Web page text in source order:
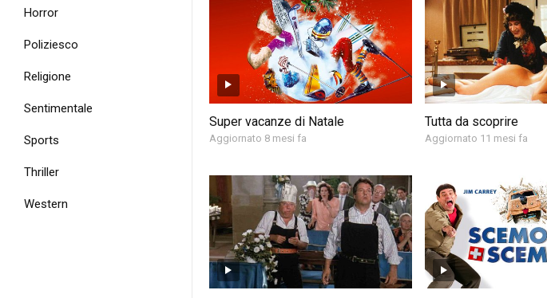
Horror
Poliziesco
Religione
Sentimentale
Sports
Thriller
Western
Super vacanze di Natale
Aggiornato 8 mesi fa
Tutta da scoprire
Aggiornato 11 mesi fa